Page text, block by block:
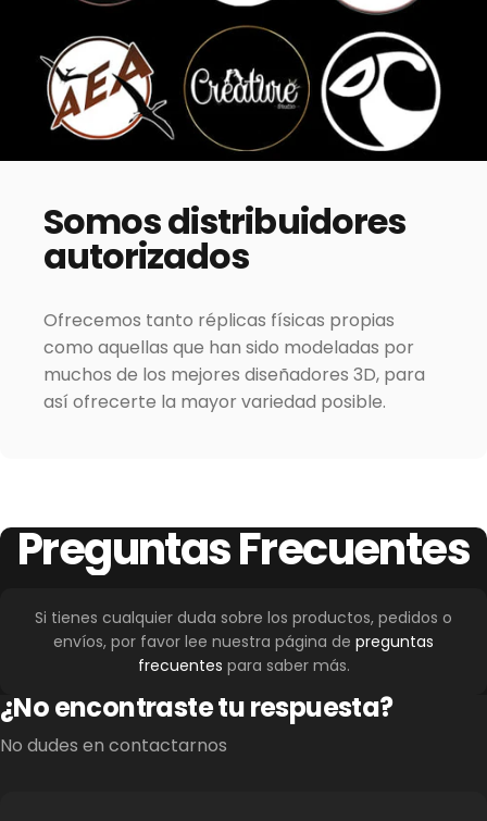
Somosdistribuidores
autorizados
Ofrecemos tanto réplicas físicas propias
como aquellas que han sido modeladas por
muchos de los mejores diseñadores 3D, para
así ofrecerte la mayor variedad posible.
PreguntasFrecuentes
Si tienes cualquier duda sobre los productos, pedidos o
envíos, por favor lee nuestra página de preguntas
frecuentes para saber más.
¿No encontraste tu respuesta?
No dudes en contactarnos